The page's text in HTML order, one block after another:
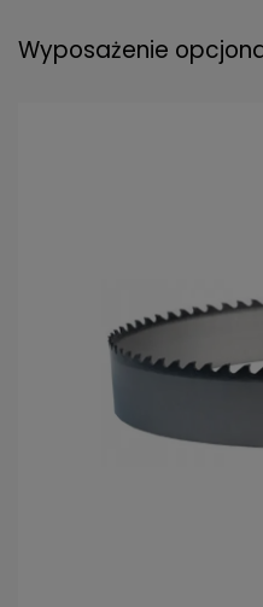
Wyposażenie